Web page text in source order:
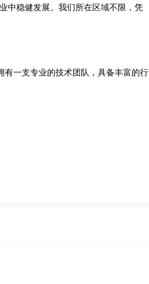
中稳健发展。我们所在区域不限，凭
有一支专业的技术团队，具备丰富的行